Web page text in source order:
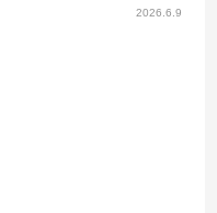
2026.6.9